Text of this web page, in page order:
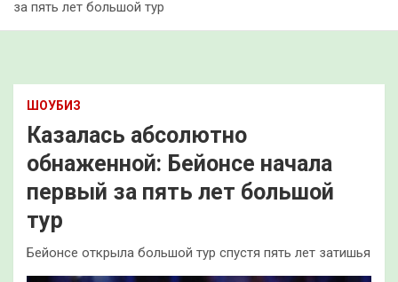
за пять лет большой тур
ШОУБИЗ
Казалась абсолютно
обнаженной: Бейонсе начала
первый за пять лет большой
тур
Бейонсе открыла большой тур спустя пять лет затишья